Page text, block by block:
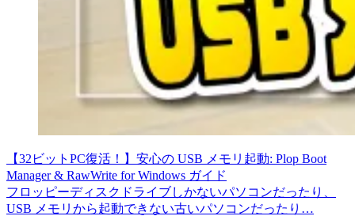
【32ビットPC復活！】安心の USB メモリ起動: Plop Boot
Manager & RawWrite for Windows ガイド
フロッピーディスクドライブしかないパソコンだったり、
USB メモリから起動できない古いパソコンだったり…